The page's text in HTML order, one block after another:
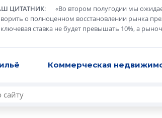
ЦИТАТНИК: «Во втором полугодии мы
о полноценном восстановлении рынка
ключевая ставка не будет превышать 10%, а
Коммерческая